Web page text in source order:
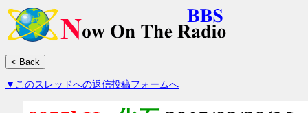
▼このスレッドへの返信投稿フォームへ